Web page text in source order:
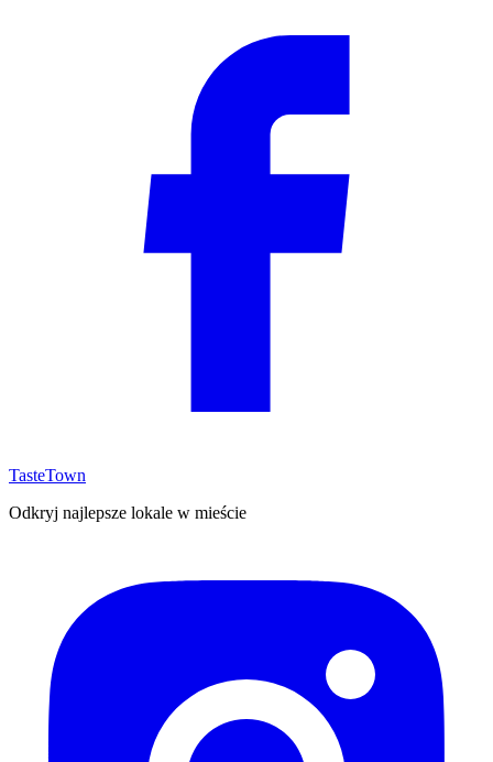
TasteTown
Odkryj najlepsze lokale w mieście